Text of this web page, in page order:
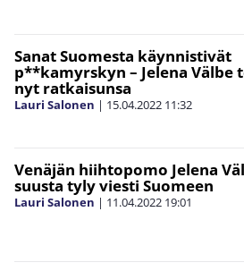
Sanat Suomesta käynnistivät
p**kamyrskyn – Jelena Välbe
nyt ratkaisunsa
Lauri Salonen | 15.04.2022 11:32
Venäjän hiihtopomo Jelena
suusta tyly viesti Suomeen
Lauri Salonen | 11.04.2022 19:01